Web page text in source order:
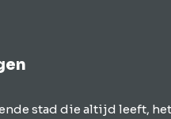
stad die altijd leeft,